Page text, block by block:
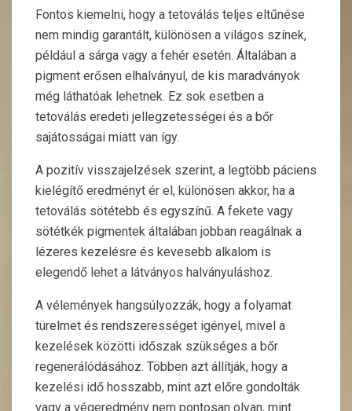
Fontos kiemelni, hogy a tetoválás teljes eltűnése
nem mindig garantált, különösen a világos színek,
például a sárga vagy a fehér esetén. Általában a
pigment erősen elhalványul, de kis maradványok
még láthatóak lehetnek. Ez sok esetben a
tetoválás eredeti jellegzetességei és a bőr
sajátosságai miatt van így.
A pozitív visszajelzések szerint, a legtöbb páciens
kielégítő eredményt ér el, különösen akkor, ha a
tetoválás sötétebb és egyszínű. A fekete vagy
sötétkék pigmentek általában jobban reagálnak a
lézeres kezelésre és kevesebb alkalom is
elegendő lehet a látványos halványuláshoz.
A vélemények hangsúlyozzák, hogy a folyamat
türelmet és rendszerességet igényel, mivel a
kezelések közötti időszak szükséges a bőr
regenerálódásához. Többen azt állítják, hogy a
kezelési idő hosszabb, mint azt előre gondolták
vagy a végeredmény nem pontosan olyan, mint